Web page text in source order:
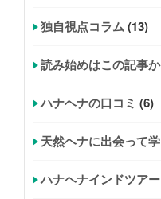
独自視点コラム(13)
読み始めはこの記事
ハナヘナの口コミ (6)
天然ヘナに出会って
ハナヘナインドツアー